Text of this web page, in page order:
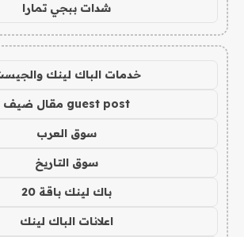
شدات ببجي تمارا
خدمات الباك لينك
guest post مقال ضيف
سوق العرب
سوق التاريخ
باك لينك باقة 20
اعلانات الباك لينك